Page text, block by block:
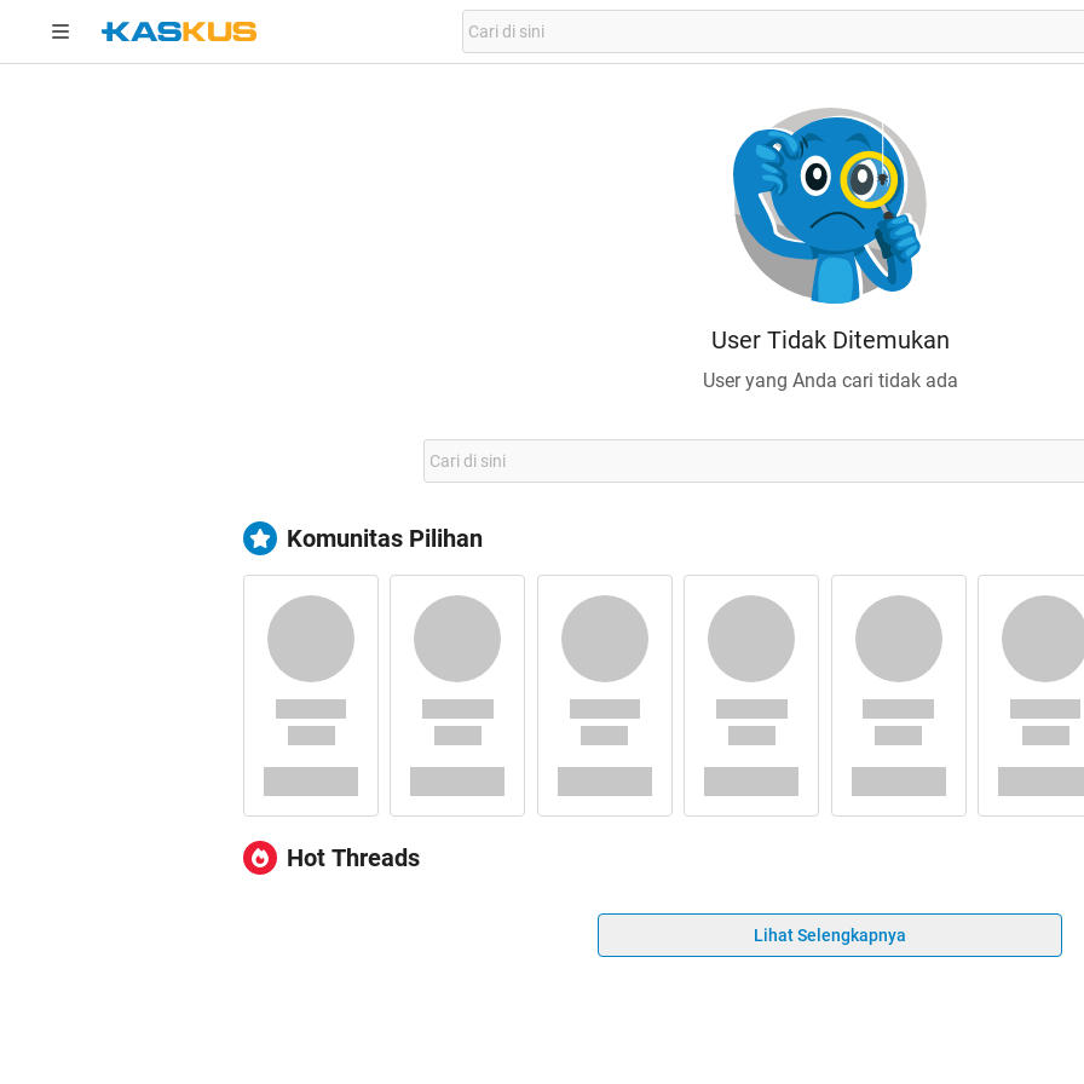
User Tidak Ditemukan
User yang Anda cari tidak ada
Komunitas Pilihan
Hot Threads
Lihat Selengkapnya